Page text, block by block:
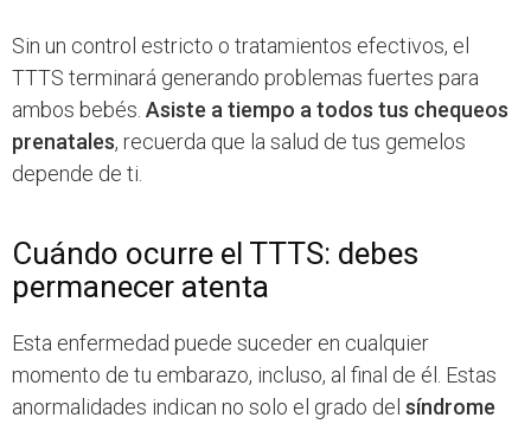
Sin un control estricto o tratamientos efectivos, el
TTTS terminará generando problemas fuertes para
ambos bebés. Asiste a tiempo a todos tus chequeos
prenatales, recuerda que la salud de tus gemelos
depende de ti.
Cuándo ocurre el TTTS: debes
permanecer atenta
Esta enfermedad puede suceder en cualquier
momento de tu embarazo, incluso, al final de él. Estas
anormalidades indican no solo el grado del síndrome